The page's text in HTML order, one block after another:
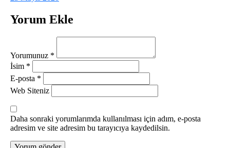
Yorum Ekle
Yorumunuz *
İsim *
E-posta *
Web Siteniz
Daha sonraki yorumlarımda kullanılması için adım, e-posta
adresim ve site adresim bu tarayıcıya kaydedilsin.